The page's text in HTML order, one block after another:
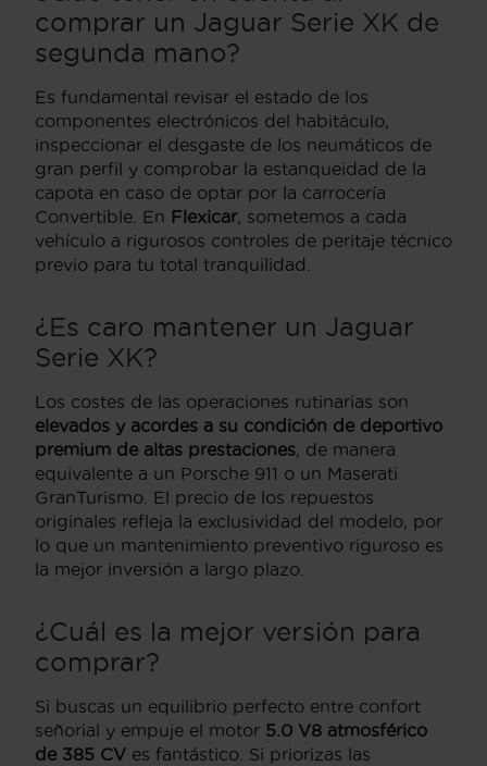
comprar un Jaguar Serie XK de
segunda mano?
Es fundamental revisar el estado de los
componentes electrónicos del habitáculo,
inspeccionar el desgaste de los neumáticos de
gran perfil y comprobar la estanqueidad de la
capota en caso de optar por la carrocería
Convertible. En Flexicar, sometemos a cada
vehículo a rigurosos controles de peritaje técnico
previo para tu total tranquilidad.
¿Es caro mantener un Jaguar
Serie XK?
Los costes de las operaciones rutinarias son
elevados y acordes a su condición de deportivo
premium de altas prestaciones, de manera
equivalente a un Porsche 911 o un Maserati
GranTurismo. El precio de los repuestos
originales refleja la exclusividad del modelo, por
lo que un mantenimiento preventivo riguroso es
la mejor inversión a largo plazo.
¿Cuál es la mejor versión para
comprar?
Si buscas un equilibrio perfecto entre confort
señorial y empuje el motor 5.0 V8 atmosférico
de 385 CV es fantástico. Si priorizas las